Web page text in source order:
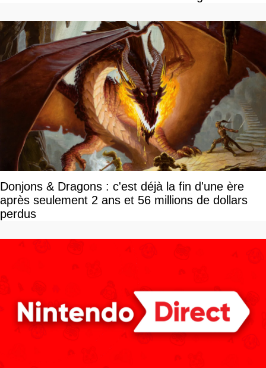
Donjons & Dragons : c'est déjà la fin d'une ère
après seulement 2 ans et 56 millions de dollars
perdus